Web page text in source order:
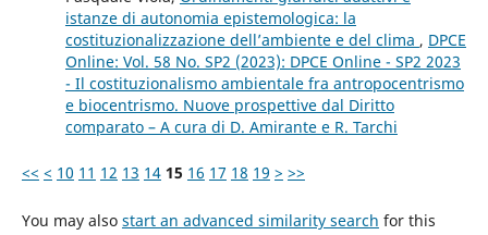
istanze di autonomia epistemologica: la
costituzionalizzazione dell’ambiente e del clima , DPCE
Online: Vol. 58 No. SP2 (2023): DPCE Online - SP2 2023
- Il costituzionalismo ambientale fra antropocentrismo
e biocentrismo. Nuove prospettive dal Diritto
comparato – A cura di D. Amirante e R. Tarchi
<< < 10 11 12 13 14 15 16 17 18 19 > >>
You may also start an advanced similarity search for this